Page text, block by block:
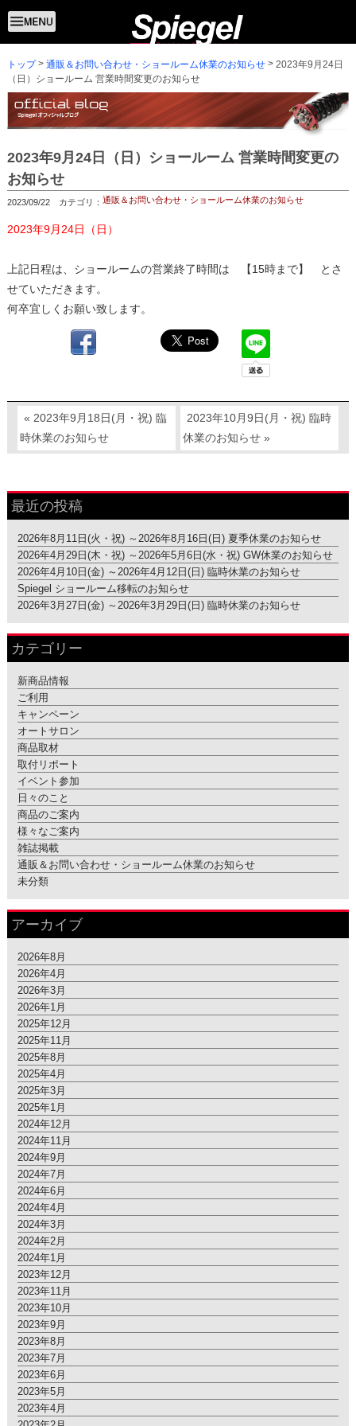
トップ 通販＆お問い合わせ・ショールーム休業のお知らせ
2023年9月24日
（日）ショールーム 営業時間変更のお知らせ
2023年9月24日（日）ショールーム 営業時間変更の
お知らせ
2023/09/22 カテゴリ： 通販＆お問い合わせ・ショールーム休業のお知らせ
2023年9月24日（日）
上記日程は、ショールームの営業終了時間は 【15時まで】 とさ
せていただきます。
何卒宜しくお願い致します。
« 2023年9月18日(月・祝) 臨
時休業のお知らせ
2023年10月9日(月・祝) 臨時
休業のお知らせ »
最近の投稿
2026年8月11日(火・祝) ～2026年8月16日(日) 夏季休業のお知らせ
2026年4月29日(木・祝) ～2026年5月6日(水・祝) GW休業のお知らせ
2026年4月10日(金) ～2026年4月12日(日) 臨時休業のお知らせ
Spiegel ショールーム移転のお知らせ
2026年3月27日(金) ～2026年3月29日(日) 臨時休業のお知らせ
カテゴリー
新商品情報
ご利用
キャンペーン
オートサロン
商品取材
取付リポート
イベント参加
日々のこと
商品のご案内
様々なご案内
雑誌掲載
通販＆お問い合わせ・ショールーム休業のお知らせ
未分類
アーカイブ
2026年8月
2026年4月
2026年3月
2026年1月
2025年12月
2025年11月
2025年8月
2025年4月
2025年3月
2025年1月
2024年12月
2024年11月
2024年9月
2024年7月
2024年6月
2024年4月
2024年3月
2024年2月
2024年1月
2023年12月
2023年11月
2023年10月
2023年9月
2023年8月
2023年7月
2023年6月
2023年5月
2023年4月